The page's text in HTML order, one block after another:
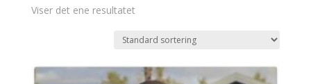
Viser det ene resultatet